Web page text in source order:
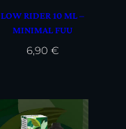
LOW RIDER 10 ML –
MINIMAL FUU
6,90 €